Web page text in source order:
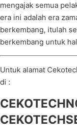
mengajak semua
era ini adalah era
berkembang, itulah
berkembang untuk
Untuk alamat
di :